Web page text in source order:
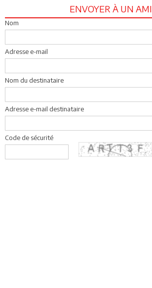
ENVOYER À UN AMI
Nom
Adresse e-mail
Nom du destinataire
Adresse e-mail destinataire
Code de sécurité